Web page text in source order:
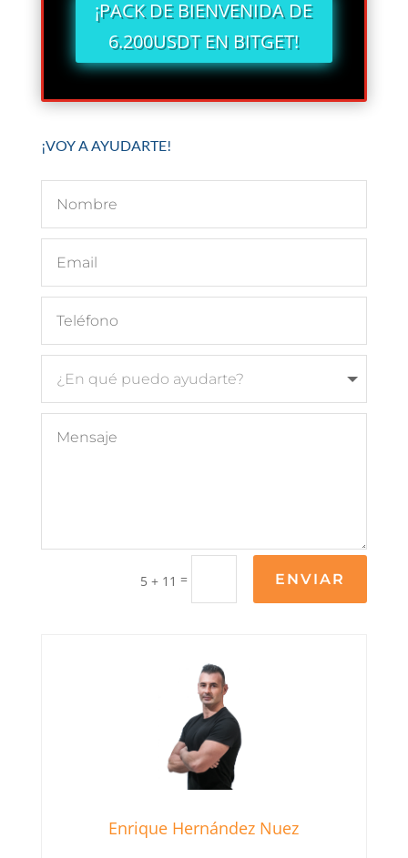
¡PACK DE BIENVENIDA DE
6.200USDT EN BITGET!
¡VOY A AYUDARTE!
5 + 11 = ENVIAR
Enrique Hernández Nuez